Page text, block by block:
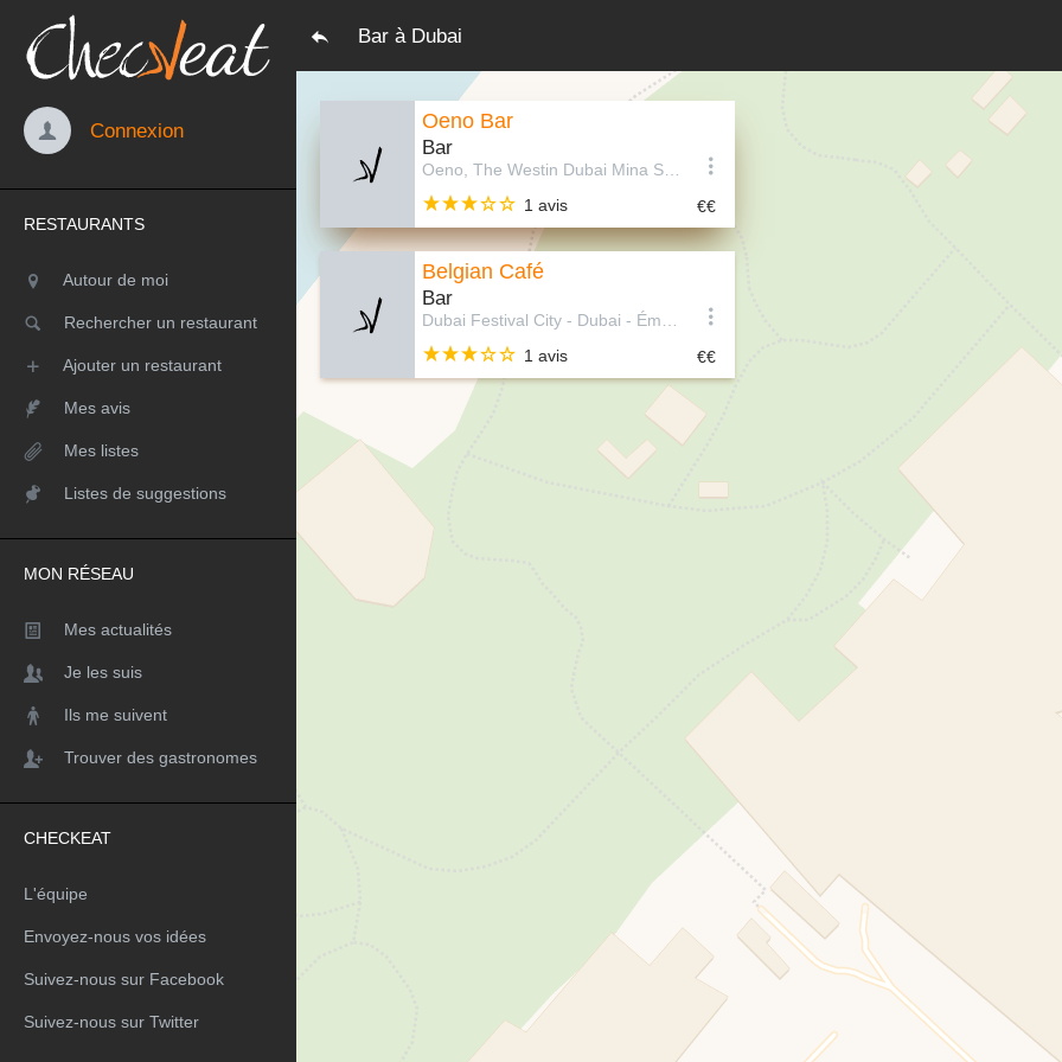
Bar à Dubai
Connexion
RESTAURANTS
Autour de moi
Rechercher un restaurant
Ajouter un restaurant
Mes avis
Mes listes
Listes de suggestions
MON RÉSEAU
Mes actualités
Je les suis
Ils me suivent
Trouver des gastronomes
CHECKEAT
L'équipe
Envoyez-nous vos idées
Suivez-nous sur Facebook
Suivez-nous sur Twitter
Oeno Bar
Bar
1 avis
Belgian Café
Bar
1 avis